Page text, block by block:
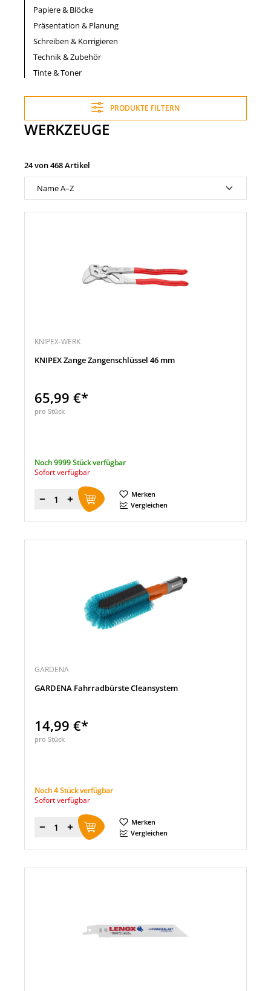
Papiere & Blöcke
Präsentation & Planung
Schreiben & Korrigieren
Technik & Zubehör
Tinte & Toner
PRODUKTE FILTERN
WERKZEUGE
24 von 468 Artikel
KNIPEX-WERK
KNIPEX Zange Zangenschlüssel 46 mm
65,99 €*
pro Stück
Noch 9999 Stück verfügbar
Sofort verfügbar
Menge
Merken
Vergleichen
GARDENA
GARDENA Fahrradbürste Cleansystem
14,99 €*
pro Stück
Noch 4 Stück verfügbar
Sofort verfügbar
Menge
Merken
Vergleichen